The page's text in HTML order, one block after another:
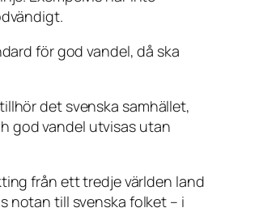
för god vandel, då ska
det svenska samhället,
god vandel utvisas utan
från ett tredje världen land
notan till svenska folket – i